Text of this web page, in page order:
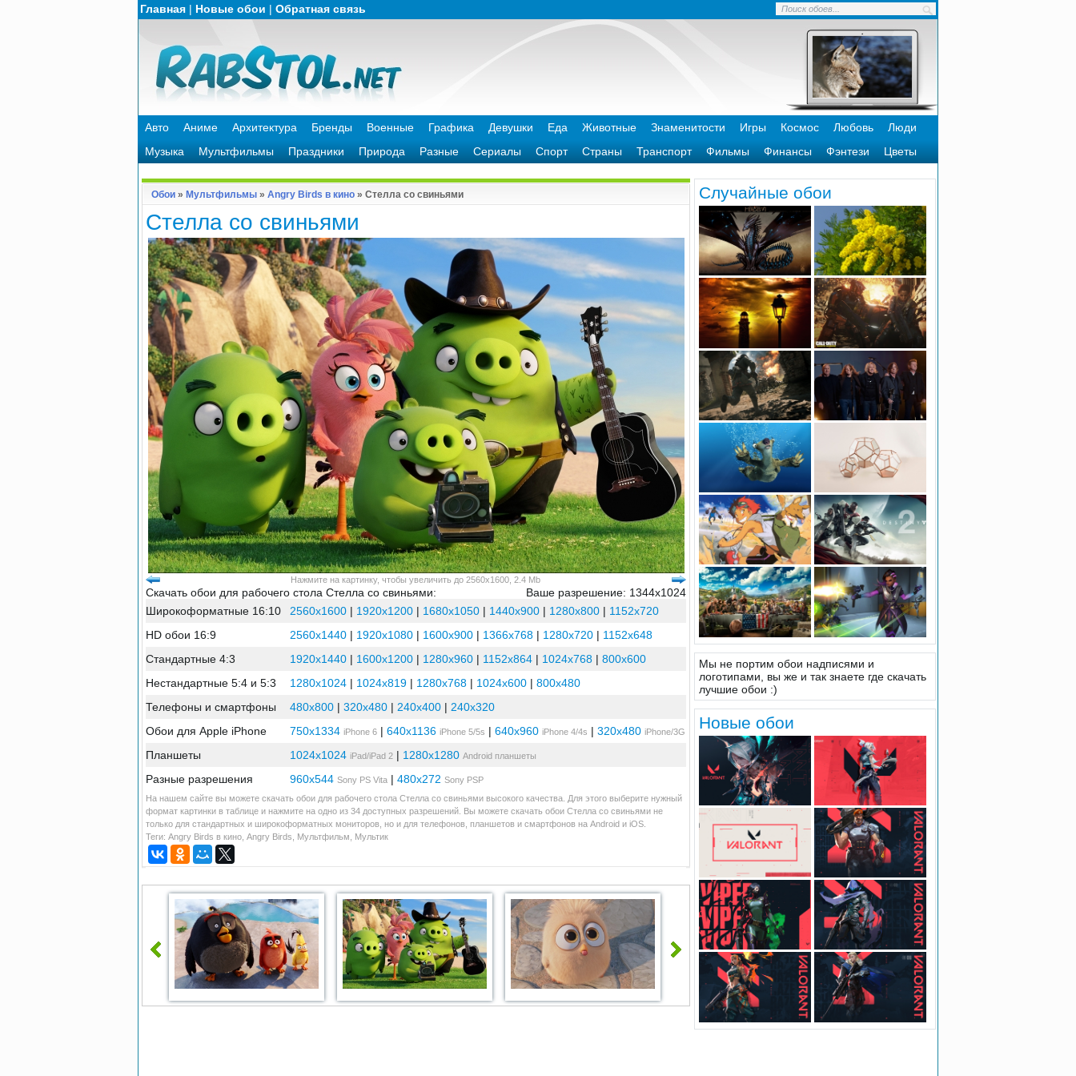
Главная | Новые обои | Обратная связь
Авто Аниме Архитектура Бренды Военные Графика Девушки Еда Животные Знаменитости Игры Космос Любовь
Люди
Музыка
Мультфильмы Праздники Природа Разные Сериалы Спорт Страны Транспорт Фильмы Финансы Фэнтези Цветы
Обои » Мультфильмы » Angry Birds в кино » Стелла со свиньями
Стелла со свиньями
Нажмите на картинку, чтобы увеличить до 2560x1600, 2.4 Mb
Скачать обои для рабочего стола Стелла со свиньями:
Ваше разрешение: 1344x1024
Широкоформатные 16:10
2560x1600 | 1920x1200 | 1680x1050 | 1440x900 | 1280x800 | 1152x720
HD обои 16:9
2560x1440 | 1920x1080 | 1600x900 | 1366x768 | 1280x720 | 1152x648
Стандартные 4:3
1920x1440 | 1600x1200 | 1280x960 | 1152x864 | 1024x768 | 800x600
Нестандартные 5:4 и 5:3
1280x1024 | 1024x819 | 1280x768 | 1024x600 | 800x480
Телефоны и смартфоны
480x800 | 320x480 | 240x400 | 240x320
Обои для Apple iPhone
750x1334 iPhone 6 | 640x1136 iPhone 5/5s | 640x960 iPhone 4/4s | 320x480 iPhone/3G
Планшеты 1024x1024 iPad/iPad 2 | 1280x1280 Android планшеты
Разные разрешения 960x544 Sony PS Vita | 480x272 Sony PSP
На нашем сайте вы можете скачать обои для рабочего стола Стелла со свиньями высокого качества. Для этого выберите нужный
формат картинки в таблице и нажмите на одно из 34 доступных разрешений. Вы можете скачать обои Стелла со свиньями не
только для стандартных и широкоформатных мониторов, но и для телефонов, планшетов и смартфонов на Android и iOS.
Теги: Angry Birds в кино Angry Birds Мультфильм Мультик
Cлучайные обои
Мы не портим обои надписями и
логотипами, вы же и так знаете где скачать
лучшие обои :)
Новые обои